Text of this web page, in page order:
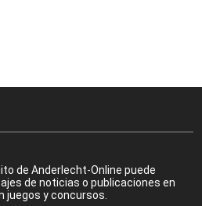
de Anderlecht-Online puede
de noticias o publicaciones en
juegos y concursos.